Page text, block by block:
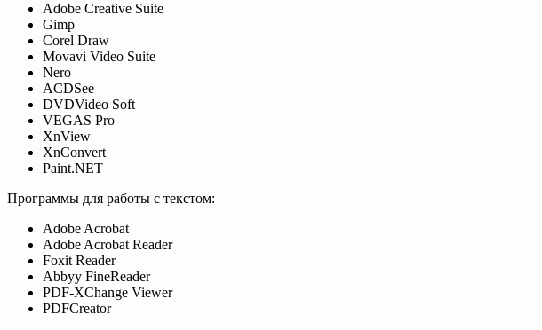
Adobe Creative Suite
Gimp
Corel Draw
Movavi Video Suite
Nero
ACDSee
DVDVideo Soft
VEGAS Pro
XnView
XnConvert
Paint.NET
Программы для работы с текстом:
Adobe Acrobat
Adobe Acrobat Reader
Foxit Reader
Abbyy FineReader
PDF-XChange Viewer
PDFCreator